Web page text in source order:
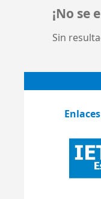
¡No se
Sin